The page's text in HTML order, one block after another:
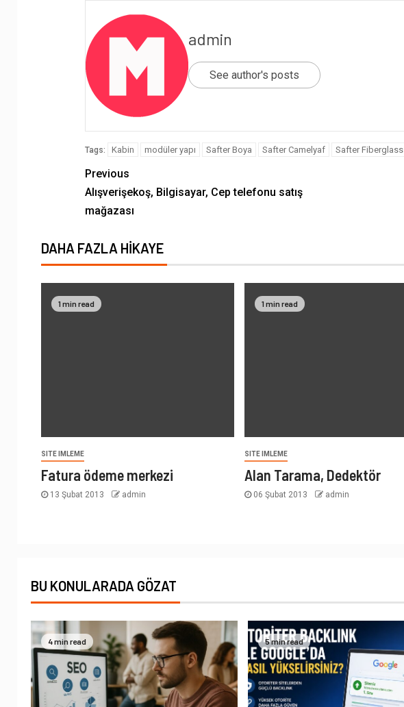
admin
See author's posts
Tags: Kabin modüler yapı Safter Boya Safter Camelyaf Safter Fiberglass
Previous
Alışverişekoş, Bilgisayar, Cep telefonu satış
mağazası
DAHA FAZLA HIKAYE
1 min read
SITE IMLEME
Fatura ödeme merkezi
13 Şubat 2013 admin
1 min read
SITE IMLEME
Alan Tarama, Dedektör
06 Şubat 2013 admin
BU KONULARADA GÖZAT
4 min read 5 min read